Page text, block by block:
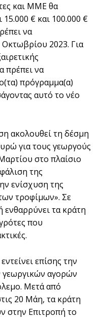
και ΜΜΕ θα
€ και 100.000 €
να
2023. Για
πρέπει να
πρόγραμμα(α)
αυτό το νέο
ακολουθεί τη δέσμη
για τους γεωργούς
στο πλαίσιο
της
ενίσχυση της
τροφίμων». Σε
ενθαρρύνει τα κράτη
που
επίσης την
αγορών
Μετά από
20 Μάη, τα κράτη
στην Επιτροπή το